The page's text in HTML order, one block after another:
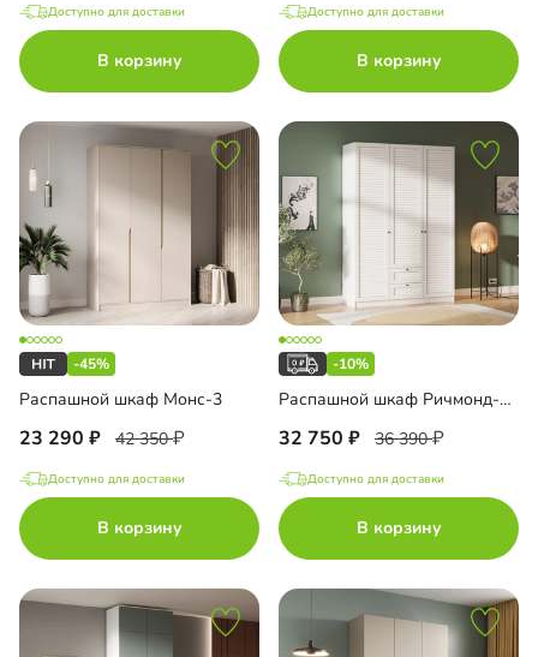
Доступно для доставки
В корзину
Доступно для доставки
В корзину
-45%
Распашной шкаф Монс-3
23 290 42 350
Доступно для доставки
В корзину
-10%
Распашной шкаф Ричмонд-3.2
32 750 36 390
Доступно для доставки
В корзину